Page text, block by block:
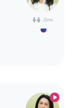
Дети